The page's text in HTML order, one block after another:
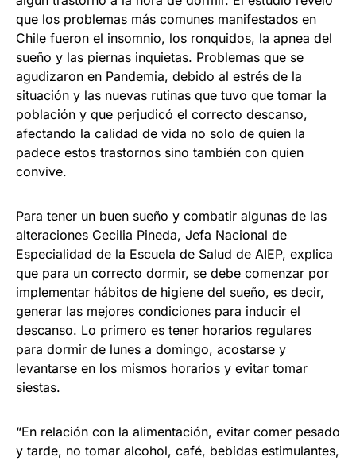
que los problemas más comunes manifestados en
Chile fueron el insomnio, los ronquidos, la apnea del
sueño y las piernas inquietas. Problemas que se
agudizaron en Pandemia, debido al estrés de la
situación y las nuevas rutinas que tuvo que tomar la
población y que perjudicó el correcto descanso,
afectando la calidad de vida no solo de quien la
padece estos trastornos sino también con quien
convive.
Para tener un buen sueño y combatir algunas de las
alteraciones Cecilia Pineda, Jefa Nacional de
Especialidad de la Escuela de Salud de AIEP, explica
que para un correcto dormir, se debe comenzar por
implementar hábitos de higiene del sueño, es decir,
generar las mejores condiciones para inducir el
descanso. Lo primero es tener horarios regulares
para dormir de lunes a domingo, acostarse y
levantarse en los mismos horarios y evitar tomar
siestas.
“En relación con la alimentación, evitar comer pesado
y tarde, no tomar alcohol, café, bebidas estimulantes,